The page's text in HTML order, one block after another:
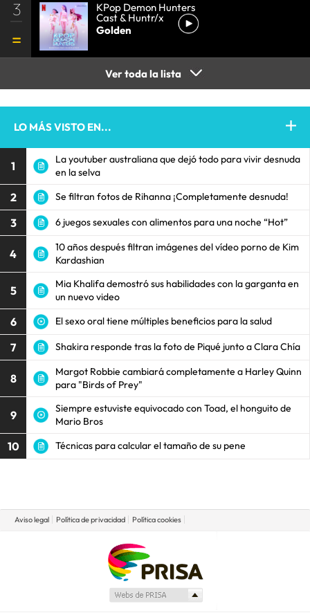
3 KPop Demon Hunters
Cast & Huntr/x
Golden
Ver toda la lista
LO MÁS VISTO EN...
1
La youtuber australiana que dejó todo para vivir desnuda
en la selva
2 Se filtran fotos de Rihanna ¡Completamente desnuda!
3 6 juegos sexuales con alimentos para una noche “Hot”
4
10 años después filtran imágenes del vídeo porno de Kim
Kardashian
5
Mia Khalifa demostró sus habilidades con la garganta en
un nuevo video
6 El sexo oral tiene múltiples beneficios para la salud
7 Shakira responde tras la foto de Piqué junto a Clara Chía
8
Margot Robbie cambiará completamente a Harley Quinn
para "Birds of Prey"
9
Siempre estuviste equivocado con Toad, el honguito de
Mario Bros
10 Técnicas para calcular el tamaño de su pene
Aviso legal Política de privacidad Política cookies